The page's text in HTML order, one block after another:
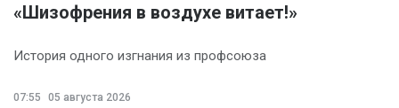
«Шизофрения в воздухе витает!»
История одного изгнания из профсоюза
07:55
05 августа 2026